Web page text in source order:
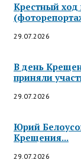
Крестный ход
29.07.2026
В день
приняли
29.07.2026
Юрий
Крещения...
29.07.2026